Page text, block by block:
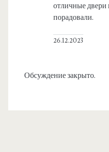
отличные
порадовали.
26.12.2023
Обсуждение закрыто.